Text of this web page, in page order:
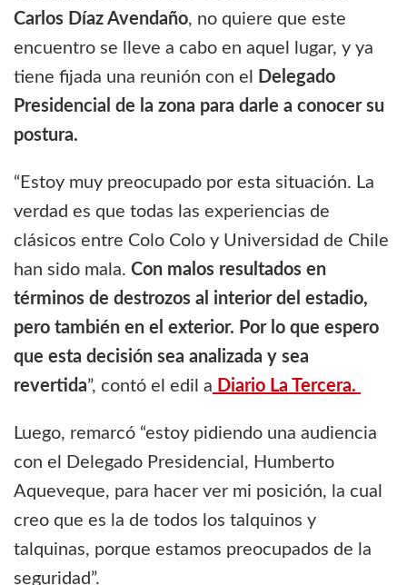
Carlos Díaz Avendaño, no quiere que este
encuentro se lleve a cabo en aquel lugar, y ya
tiene fijada una reunión con el
Delegado
Presidencial de la zona para darle a conocer su
postura.
“Estoy muy preocupado por esta situación. La
verdad es que todas las experiencias de
clásicos entre Colo Colo y Universidad de Chile
han sido mala. Con malos resultados en
términos de destrozos al interior del estadio,
pero también en el exterior. Por lo que espero
que esta decisión sea analizada y sea
revertida”, contó el edil a Diario La Tercera.
Luego, remarcó “estoy pidiendo una audiencia
con el Delegado Presidencial, Humberto
Aqueveque, para hacer ver mi posición, la cual
creo que es la de todos los talquinos y
talquinas, porque estamos preocupados de la
seguridad”.